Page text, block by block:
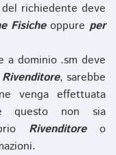
richiedente deve
Fisicheoppure per
a dominio .sm deve
Rivenditore, sarebbe
venga effettuata
questo non sia
Rivenditoreo